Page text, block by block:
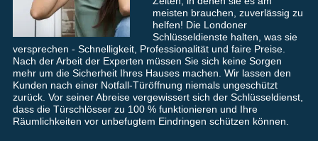
meisten brauchen, zuverlässig zu
helfen! Die Londoner
Schlüsseldienste halten, was sie
versprechen - Schnelligkeit, Professionalität und faire Preise.
Nach der Arbeit der Experten müssen Sie sich keine Sorgen
mehr um die Sicherheit Ihres Hauses machen. Wir lassen den
Kunden nach einer Notfall-Türöffnung niemals ungeschützt
zurück. Vor seiner Abreise vergewissert sich der Schlüsseldienst,
dass die Türschlösser zu 100 % funktionieren und Ihre
Räumlichkeiten vor unbefugtem Eindringen schützen können.